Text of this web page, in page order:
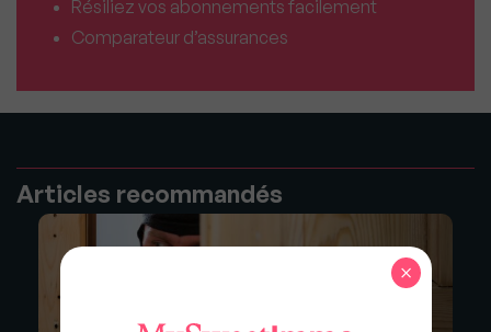
Résiliez vos abonnements facilement
Comparateur d’assurances
Articles recommandés
×